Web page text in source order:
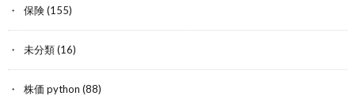
保険(155)
未分類(16)
株価 python (88)